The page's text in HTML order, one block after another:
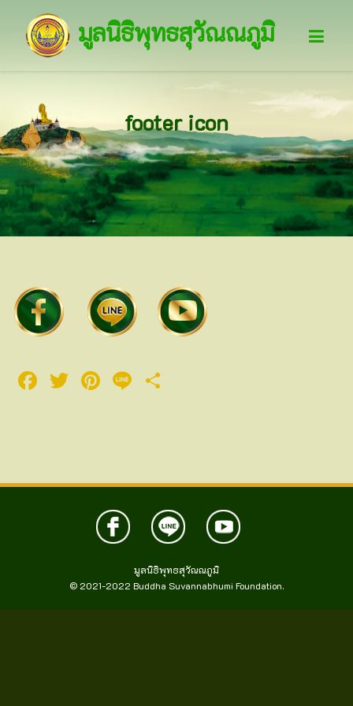
มูลนิธิพุทธสุวัณณภูมิ
footer icon
Facebook
Twitter
Pinterest
Line
มูลนิธิพุทธสุวัณณภูมิ
© 2021-2022 Buddha Suvannabhumi Foundation.